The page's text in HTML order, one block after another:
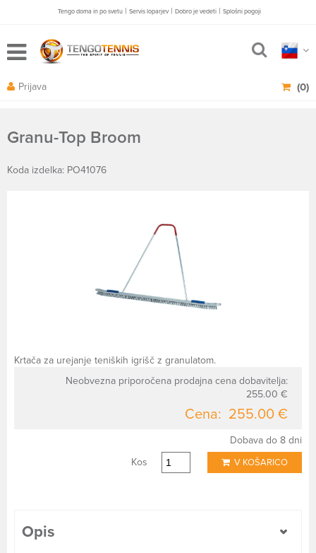
Tengo doma in po svetu | Servis loparjev | Dobro je vedeti | Splošni pogoji
(0)
Prijava
Granu-Top Broom
Koda izdelka: PO41076
Krtača za urejanje teniških igrišč z granulatom.
Neobvezna priporočena prodajna cena dobavitelja:
255.00 €
Cena: 255.00 €
Dobava do 8 dni
Kos
V KOŠARICO
Opis